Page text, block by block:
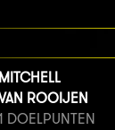
MITCHELL
ROOIJEN
DOELPUNTEN